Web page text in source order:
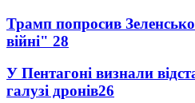
Трамп попросив
війні" 28
У Пентагоні визнали
галузі дронів26